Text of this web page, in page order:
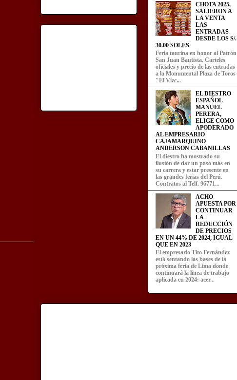
CHOTA 2025,
SALIERON A
LA VENTA
LAS
ENTRADAS
DESDE LOS S/.
30.00 SOLES
Feria taurina en honor al Patrón
San Juan Bautista. Carteles
oficiales y precio de las entradas
a la Monumental Plaza de Toros
"El Vizc...
EL DIESTRO
ESPAÑOL
MANUEL
PERERA,
ELIGE COMO
APODERADO
AL EMPRESARIO
CAJAMARQUINO
ANDERSON CABANILLAS
El diestro ha mostrado su
ilusión de dar un paso más en
su carrera y estar presente en
las grandes ferias del Perú.
Contratos al Telf. 96771...
ACHO
APUESTA POR
CONTINUAR
LA
REDUCCIÓN
DE PRECIOS
EN UN 44% DE 2024, IGUAL
QUE EN 2023
El empresario Tito Fernández
está sentando las bases de la
próxima feria de Lima donde
continuará la línea de trabajo
aplicada en 2024: acer...